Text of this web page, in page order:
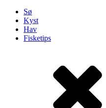
Sø
Kyst
Hav
Fisketips